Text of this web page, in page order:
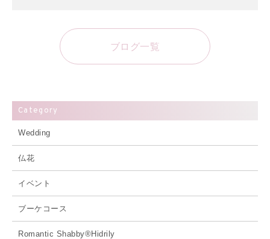
ブログ一覧
Category
Wedding
仏花
イベント
ブーケコース
Romantic Shabby®Hidrily